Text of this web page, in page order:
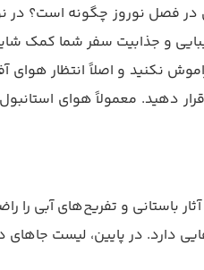
فصل نوروز چگونه است؟ در
سفر کنید، لباس گرم را فراموش
دهید. معمولاً هوای
باستانی و تفریح‌های آبی
در پایین، لیست جاهای